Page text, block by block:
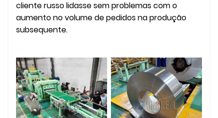
cliente russo lidasse sem problemas com o
aumento no volume de pedidos na produção
subsequente.